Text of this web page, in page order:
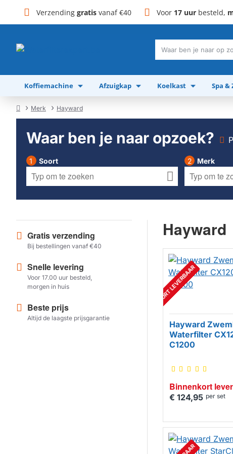
Verzending gratis vanaf €40 Voor 17 uur besteld,
Waar
je
naar
op
Koffiemachine Afzuigkap Koelkast Spa &
Merk Hayward
Waar ben je naar opzoek?
Soort Merk
Gratis verzending
Bij bestellingen vanaf €40
Snelle levering
Voor 17.00 uur besteld,
morgen in huis
Beste prijs
Altijd de laagste prijsgarantie
Hayward
BINNENKORT LEVERBAAR
Binnenkort
Hayward
Waterfilter
C1200
€ 124,95 per set